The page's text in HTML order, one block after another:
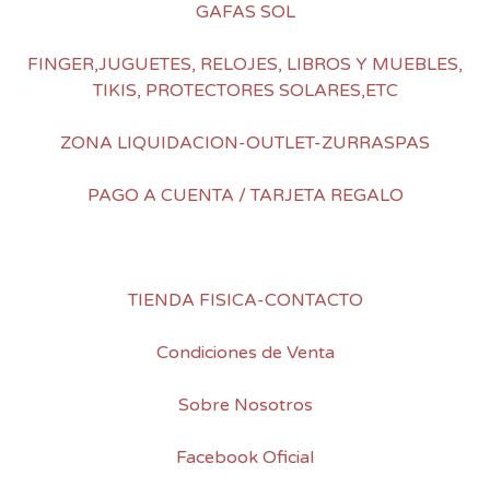
GAFAS SOL
FINGER,JUGUETES, RELOJES, LIBROS Y MUEBLES,
TIKIS, PROTECTORES SOLARES,ETC
ZONA LIQUIDACION-OUTLET-ZURRASPAS
PAGO A CUENTA / TARJETA REGALO
TIENDA FISICA-CONTACTO
Condiciones de Venta
Sobre Nosotros
Facebook Oficial